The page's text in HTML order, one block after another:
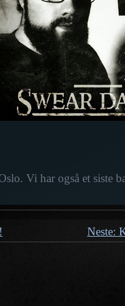
Vi har også et siste
Neste: